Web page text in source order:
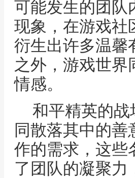
可能发生的团队
现象，在游戏社
衍生出许多温馨
之外，游戏世界
情感。
和平精英的
同散落其中的
作的需求，这些
了团队的凝聚力